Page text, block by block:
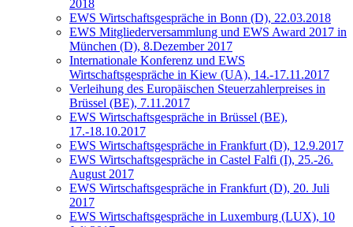
2018
EWS Wirtschaftsgespräche in Bonn (D), 22.03.2018
EWS Mitgliederversammlung und EWS Award 2017 in
München (D), 8.Dezember 2017
Internationale Konferenz und EWS
Wirtschaftsgespräche in Kiew (UA), 14.-17.11.2017
Verleihung des Europäischen Steuerzahlerpreises in
Brüssel (BE), 7.11.2017
EWS Wirtschaftsgespräche in Brüssel (BE),
17.-18.10.2017
EWS Wirtschaftsgespräche in Frankfurt (D), 12.9.2017
EWS Wirtschaftsgespräche in Castel Falfi (I), 25.-26.
August 2017
EWS Wirtschaftsgespräche in Frankfurt (D), 20. Juli
2017
EWS Wirtschaftsgespräche in Luxemburg (LUX), 10